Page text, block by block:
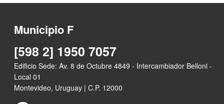
Municipio F
[598 2] 1950 7057
Edificio Sede: Av. 8 de Octubre 4849 - Intercambiador Belloni -
Local 01
Montevideo, Uruguay | C.P. 12000